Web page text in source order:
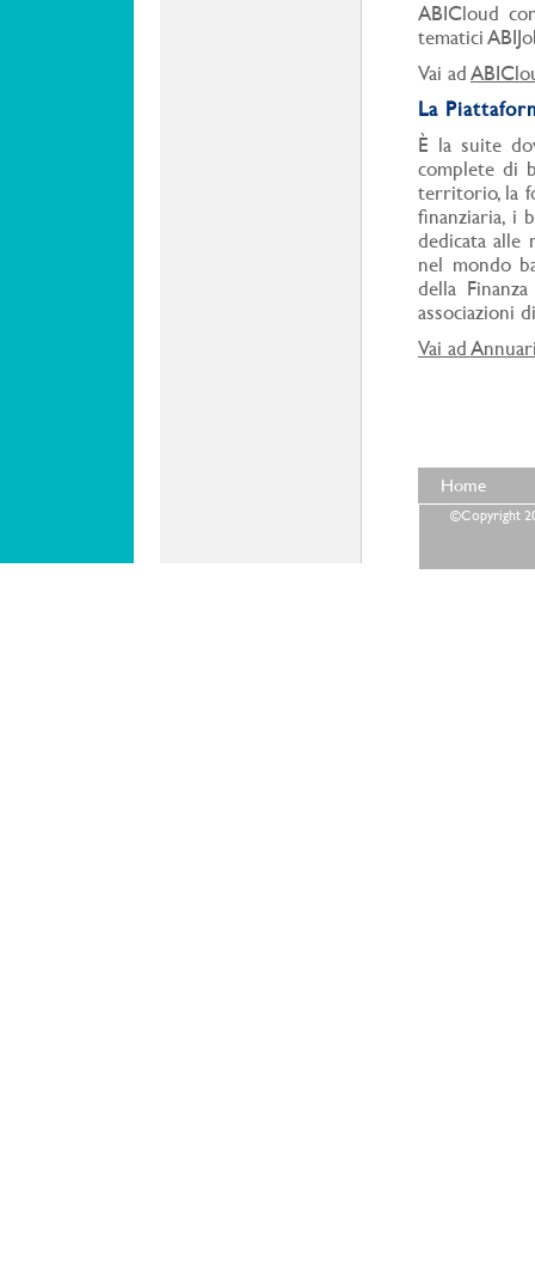
ABICloud
tematici
Vai ad
La
È la suite
complete di
territorio, la
ﬁnanziaria, i
dedicata alle
nel mondo
della
associazioni
Vai ad
Home
©Copyright